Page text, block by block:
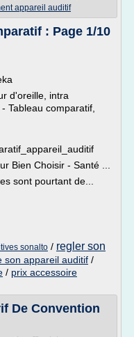
appareil auditif
: Page 1/10
d'oreille, intra
Tableau comparatif,
Bien Choisir - Santé ...
sont pourtant de...
sonalto / regler son
son appareil auditif /
/ prix accessoire
De Convention